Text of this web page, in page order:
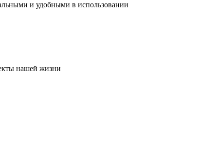
и удобными в использовании
нашей жизни